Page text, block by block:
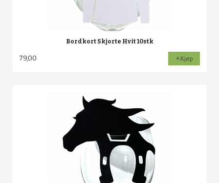
Bordkort Skjorte Hvit 10stk
79,00 Kjøp